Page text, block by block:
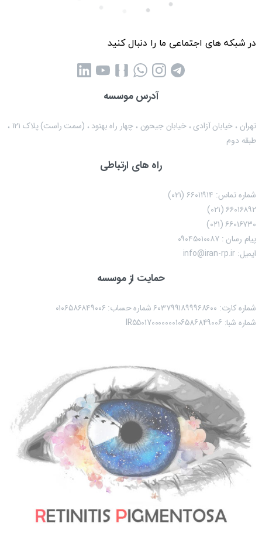
در شبکه های اجتماعی ما را دنبال کنید
آدرس موسسه
تهران ، خیابان آزادی ، خیابان جیحون ، چهار راه بهنود ، (سمت راست) پلاک ۱۲۱ ،
طبقه دوم
راه های ارتباطی
شماره تماس: ۶۶۰۱۱۹۱۴ (۰۲۱)
۶۶۰۱۶۸۹۲ (۰۲۱)
۶۶۰۱۶۷۳۰ (۰۲۱)
پیام رسان : ۰۹۰۴۵۰۱۰۰۸۷
ایمیل: info@iran-rp.ir
حمایت از موسسه
شماره کارت: ۶۰۳۷۹۹۱۸۹۹۹۶۸۶۰۰ شماره حساب:‌ ۰۱۰۶۵۸۶۸۴۹۰۰۶
شماره شبا: IR550170000000106586849006